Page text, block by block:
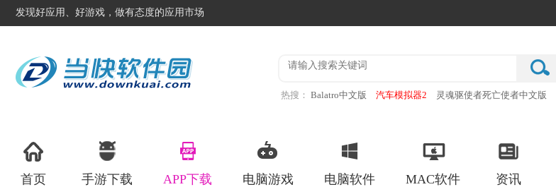
发现好应用、好游戏，做有态度的应用市场
热搜： Balatro中文版 汽车模拟器2
灵魂驱使者死亡使者中文版
首页 手游下载 APP下载 电脑游戏 电脑软件 MAC软件 资讯